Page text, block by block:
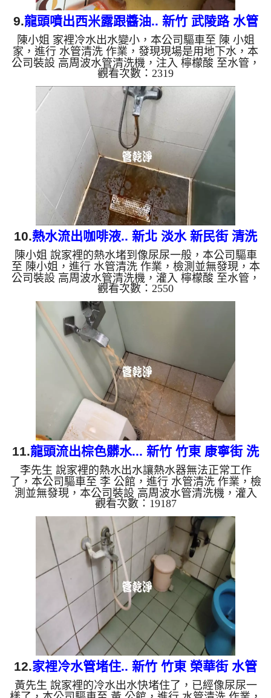
9.龍頭噴出西米露跟醬油.. 新竹 武陵路 水管
清洗
陳小姐 家裡冷水出水變小，本公司驅車至 陳 小姐
家，進行 水管清洗 作業，發現現場是用地下水，本
公司裝設 高周波水管清洗機，注入 檸檬酸 至水管，
等了約15分，開啟 水管清洗機 ，啟動 螺旋波 模式，
一洗水管就流出黑色一顆顆異物，就像是西米露，忽
然變成醬油色，四個多小時後，出水變乾淨出水量也
變大了。 如是自來水，如水管老化，會產生鐵鏽跟
泥沙堆積，洗出來的水就會是咖啡色，地下水含有氧
化錳，管壁上會結成黑色管垢，洗出來的水會跟石油
一樣黑，有些洗出綠色的水，是因為裡面有銅的物
質，生鏽產生銅綠，...
觀看次數：2319
10.熱水流出咖啡液.. 新北 淡水 新民街 清洗
水管
陳小姐 說家裡的熱水堵到像尿尿一般，本公司驅車
至 陳小姐，進行 水管清洗 作業，檢測並無發現，本
公司裝設 高周波水管清洗機，灌入 檸檬酸 至水管，
等了約15分，開啟 水管清洗機 ，啟動 螺旋波 模式，
一開始就流出髒水，忽然變成咖啡液，兩個多小時
後，出水變乾淨熱水出水量恢復了。 如是自來水，
如水管老化，會產生鐵鏽跟泥沙堆積，洗出來的水就
會是咖啡色，地下水含有氧化錳，管壁上會結成黑色
管垢，洗出來的水會跟石油一樣黑，有些洗出綠色的
水，是因為裡面有銅的物質，生鏽產生銅綠，如是藍
色的水，是因為水龍頭...
觀看次數：2550
11.龍頭流出棕色髒水... 新竹 竹東 康寧街 洗
水管
李先生 說家裡的熱水出水讓熱水器無法正常工作
了，本公司驅車至 李 公館，進行 水管清洗 作業，檢
測並無發現，本公司裝設 高周波水管清洗機，灌入
檸檬酸 至水管，等了約15分，開啟 水管清洗機 ，啟
動 螺旋波 模式，一開始就流出棕色髒水，後來變成
泥水，兩個多小時後，出水變乾淨熱水出水量恢復
了。 如是自來水，如水管老化，會產生鐵鏽跟泥沙
堆積，洗出來的水就會是咖啡色，地下水含有氧化
錳，管壁上會結成黑色管垢，洗出來的水會跟石油一
樣黑，有些洗出綠色的水，是因為裡面有銅的物質，
生鏽產生銅綠，如是藍色的...
觀看次數：19187
12.家裡冷水管堵住.. 新竹 竹東 榮華街 水管
清洗
黃先生 說家裡的冷水出水快堵住了，已經像尿尿一